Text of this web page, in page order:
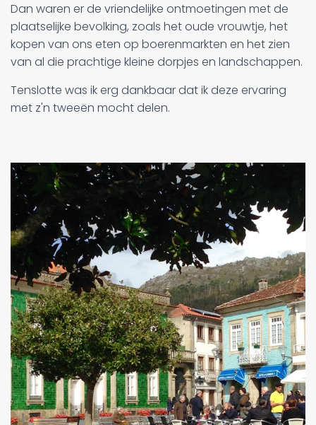
Dan waren er de vriendelijke ontmoetingen met de
plaatselijke bevolking, zoals het oude vrouwtje, het
kopen van ons eten op boerenmarkten en het zien
van al die prachtige kleine dorpjes en landschappen.
Tenslotte was ik erg dankbaar dat ik deze ervaring
met z'n tweeën mocht delen.